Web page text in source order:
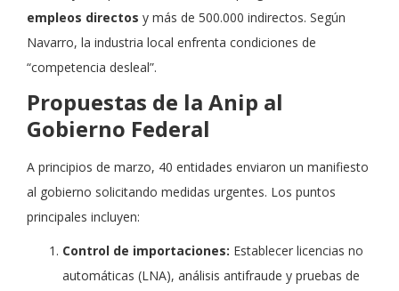
empleos directos y más de 500.000 indirectos. Según
Navarro, la industria local enfrenta condiciones de
“competencia desleal”.
Propuestas de la Anip al
Gobierno Federal
A principios de marzo, 40 entidades enviaron un manifiesto
al gobierno solicitando medidas urgentes. Los puntos
principales incluyen:
Control de importaciones: Establecer licencias no
automáticas (LNA), análisis antifraude y pruebas de